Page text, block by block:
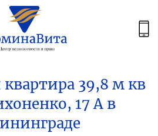
39,8 м кв
17 А в